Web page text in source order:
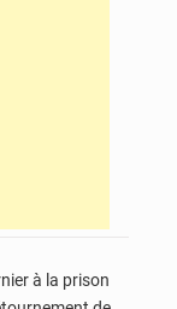
à la prison